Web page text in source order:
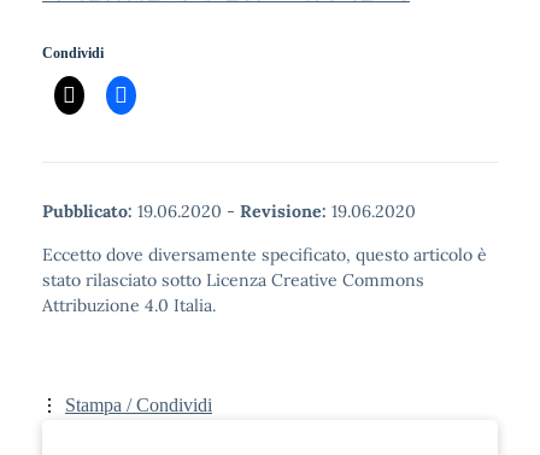
Condividi
Pubblicato: 19.06.2020 - Revisione: 19.06.2020
Eccetto dove diversamente specificato, questo articolo è
stato rilasciato sotto Licenza Creative Commons
Attribuzione 4.0 Italia.
Stampa / Condividi